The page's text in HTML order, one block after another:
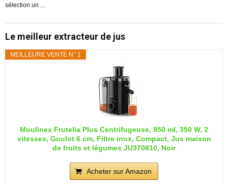
sélection un ...
Le meilleur extracteur de jus
MEILLEURE VENTE N° 1
Moulinex Frutelia Plus Centrifugeuse, 950 ml, 350 W, 2
vitesses, Goulot 6 cm, Filtre inox, Compact, Jus maison
de fruits et légumes JU370810, Noir
Acheter sur Amazon